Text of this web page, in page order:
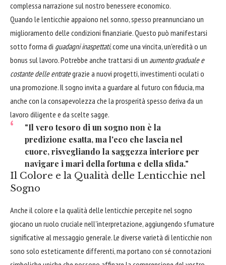
complessa narrazione sul nostro benessere economico.
Quando le lenticchie appaiono nel sonno, spesso preannunciano un
miglioramento delle condizioni finanziarie. Questo può manifestarsi
sotto forma di guadagni inaspettati, come una vincita, un'eredità o un
bonus sul lavoro. Potrebbe anche trattarsi di un aumento graduale e
costante delle entrategrazie a nuovi progetti, investimenti oculati o
una promozione. Il sogno invita a guardare al futuro con fiducia, ma
anche con la consapevolezza che la prosperità spesso deriva da un
lavoro diligente e da scelte sagge.
"Il vero tesoro di un sogno non è la
predizione esatta, ma l'eco che lascia nel
cuore, risvegliando la saggezza interiore per
navigare i mari della fortuna e della sfida."
Il Colore e la Qualità delle Lenticchie nel
Sogno
Anche il colore e la qualità delle lenticchie percepite nel sogno
giocano un ruolo cruciale nell'interpretazione, aggiungendo sfumature
significative al messaggio generale. Le diverse varietà di lenticchie non
sono solo esteticamente differenti, ma portano con sé connotazioni